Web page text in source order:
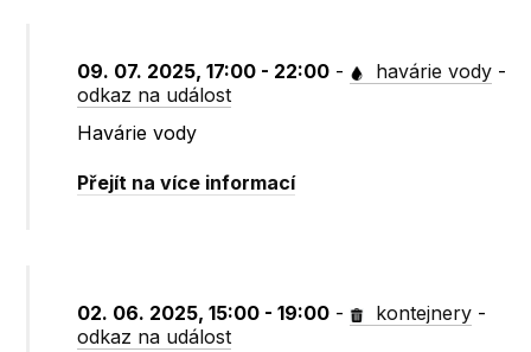
09. 07. 2025, 17:00 - 22:00 - havárie vody -
odkaz na událost
Havárie vody
Přejít na více informací
02. 06. 2025, 15:00 - 19:00 - kontejnery -
odkaz na událost